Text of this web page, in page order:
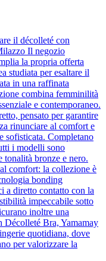
il décolleté con
Il negozio
la propria offerta
studiata per esaltare il
in una raffinata
combina femminilità
e contemporaneo.
pensato per garantire
rinunciare al comfort e
sofisticata. Completano
i modelli sono
bronze e nero.
comfort: la collezione è
bonding
a diretto contatto con la
impeccabile sotto
inoltre una
Décolleté Bra, Yamamay
quotidiana, dove
per valorizzare la